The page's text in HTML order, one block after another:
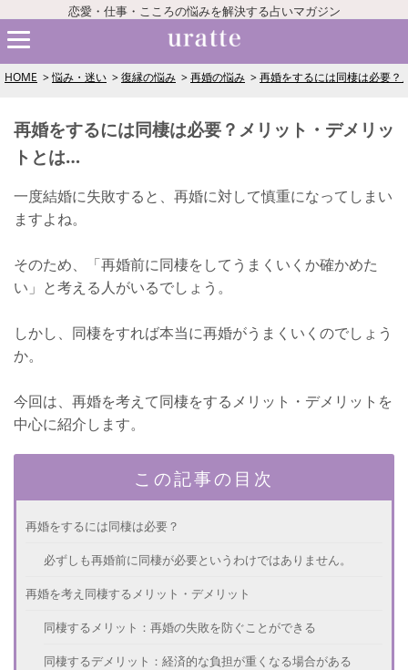
恋愛・仕事・こころの悩みを解決する占いマガジン
HOME 悩み・迷い 復縁の悩み 再婚の悩み 再婚をするには同棲は必要
再婚をするには同棲は必要？メリット・デメリッ
トとは…
一度結婚に失敗すると、再婚に対して慎重になってしまい
ますよね。
そのため、「再婚前に同棲をしてうまくいくか確かめた
い」と考える人がいるでしょう。
しかし、同棲をすれば本当に再婚がうまくいくのでしょう
か。
今回は、再婚を考えて同棲をするメリット・デメリットを
中心に紹介します。
この記事の目次
再婚をするには同棲は必要？
必ずしも再婚前に同棲が必要というわけではありません。
再婚を考え同棲するメリット・デメリット
同棲するメリット：再婚の失敗を防ぐことができる
同棲するデメリット：経済的な負担が重くなる場合がある